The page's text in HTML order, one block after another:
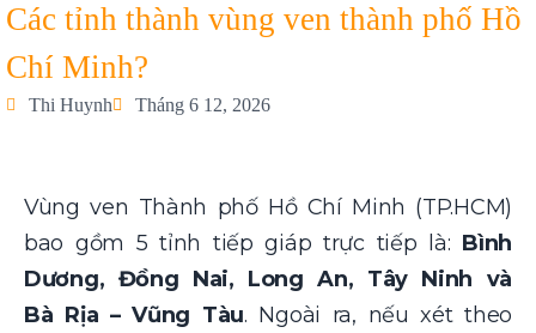
Các tỉnh thành vùng ven thành phố Hồ
Chí Minh?
Thi Huynh Tháng 6 12, 2026
Vùng ven Thành phố Hồ Chí Minh (TP.HCM)
bao gồm 5 tỉnh tiếp giáp trực tiếp là: Bình
Dương, Đồng Nai, Long An, Tây Ninh và
Bà Rịa – Vũng Tàu. Ngoài ra, nếu xét theo